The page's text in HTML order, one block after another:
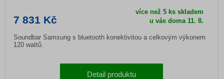
7 831 Kč
více než 5 ks skladem
u vás doma 11. 8.
Soundbar Samsung s bluetooth konektivitou a celkovým výkonem
120 wattů.
Detail produktu